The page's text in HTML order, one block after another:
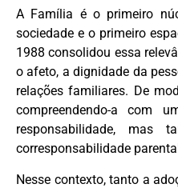
A Família é o primeiro
sociedade e o primeiro
1988 consolidou essa
o afeto, a dignidade da
relações familiares. De
compreendendo-a com
responsabilidade, mas
corresponsabilidade
Nesse contexto, tanto a